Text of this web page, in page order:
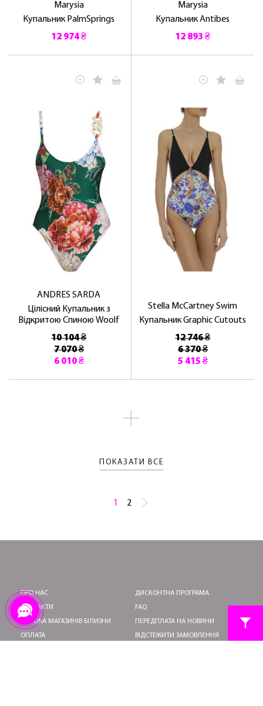
Marysia
Купальник PalmSprings
12 974 ₴
Marysia
Купальник Antibes
12 893 ₴
ANDRES SARDA
Цілісний Купальник з
Відкритою Спиною Woolf
10 104 ₴
7 070 ₴
6 010 ₴
Stella McCartney Swim
Купальник Graphic Cutouts
12 746 ₴
6 370 ₴
5 415 ₴
ПОКАЗАТИ ВСЕ
1 2
ПРО НАС
КОНТАКТИ
МЕРЕЖА МАГАЗИНІВ БІЛИЗНИ
ОПЛАТА
ДИСКОНТНА ПРОГРАМА
FAQ
ПЕРЕДПЛАТА НА НОВИНИ
ВІДСТЕЖИТИ ЗАМОВЛЕННЯ